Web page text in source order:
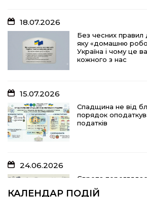
Спадщина не від
порядок
податків
10.07.2026
«Юрасику, моє
болить…»
05.07.2026
Шлях до тебе
18.07.2026
Без чесних
яку «домашню
Україна і чому це
кожного з нас
15.07.2026
Спадщина не від
порядок
податків
24.06.2026
Європа
українських
відмовити у захисті
КАЛЕНДАР ПОДІЙ